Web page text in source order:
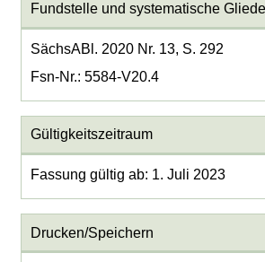
Fundstelle und systematische
SächsABl. 2020 Nr. 13, S. 292
Fsn-Nr.: 5584-V20.4
Gültigkeitszeitraum
Fassung gültig ab: 1. Juli 2023
Drucken/Speichern